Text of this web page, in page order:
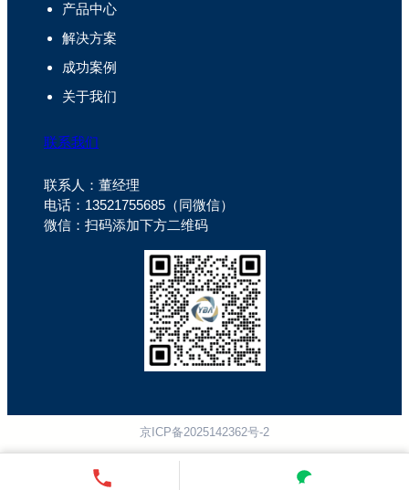
产品中心
解决方案
成功案例
关于我们
联系我们
联系人：董经理
电话：13521755685（同微信）
微信：扫码添加下方二维码
京ICP备2025142362号-2